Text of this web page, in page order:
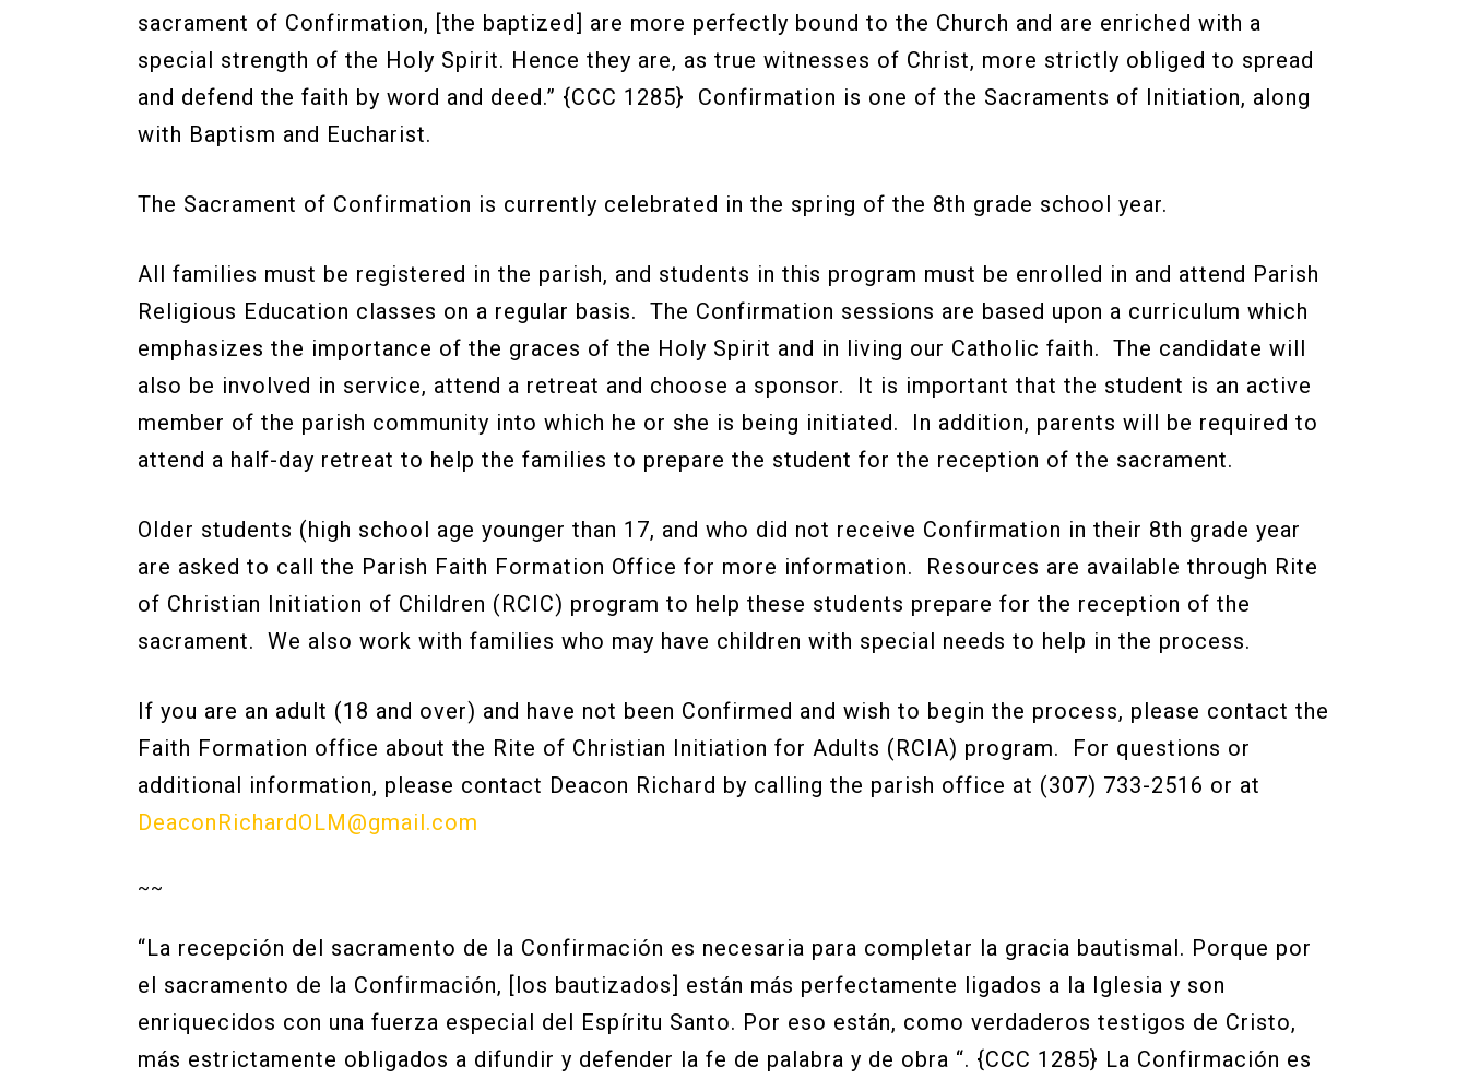
sacrament of Confirmation, [the baptized] are more perfectly bound to the Church and are enriched with a
special strength of the Holy Spirit. Hence they are, as true witnesses of Christ, more strictly obliged to spread
and defend the faith by word and deed.” {CCC 1285} Confirmation is one of the Sacraments of Initiation, along
with Baptism and Eucharist.
The Sacrament of Confirmation is currently celebrated in the spring of the 8th grade school year.
All families must be registered in the parish, and students in this program must be enrolled in and attend Parish
Religious Education classes on a regular basis. The Confirmation sessions are based upon a curriculum which
emphasizes the importance of the graces of the Holy Spirit and in living our Catholic faith. The candidate will
also be involved in service, attend a retreat and choose a sponsor. It is important that the student is an active
member of the parish community into which he or she is being initiated. In addition, parents will be required to
attend a half-day retreat to help the families to prepare the student for the reception of the sacrament.
Older students (high school age younger than 17, and who did not receive Confirmation in their 8th grade year
are asked to call the Parish Faith Formation Office for more information. Resources are available through Rite
of Christian Initiation of Children (RCIC) program to help these students prepare for the reception of the
sacrament. We also work with families who may have children with special needs to help in the process.
If you are an adult (18 and over) and have not been Confirmed and wish to begin the process, please contact the
Faith Formation office about the Rite of Christian Initiation for Adults (RCIA) program. For questions or
additional information, please contact Deacon Richard by calling the parish office at (307) 733-2516 or at
DeaconRichardOLM@gmail.com
~~
“La recepción del sacramento de la Confirmación es necesaria para completar la gracia bautismal. Porque por
el sacramento de la Confirmación, [los bautizados] están más perfectamente ligados a la Iglesia y son
enriquecidos con una fuerza especial del Espíritu Santo. Por eso están, como verdaderos testigos de Cristo,
más estrictamente obligados a difundir y defender la fe de palabra y de obra “. {CCC 1285} La Confirmación es